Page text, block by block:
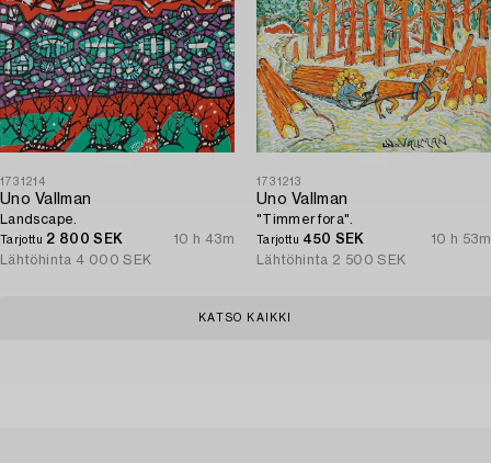
1731214
Uno Vallman
Landscape.
Tarjottu 2 800 SEK
10 h 43m
Lähtöhinta 4 000 SEK
1731213
Uno Vallman
"Timmerfora".
Tarjottu 450 SEK
10 h 53m
Lähtöhinta 2 500 SEK
KATSO KAIKKI